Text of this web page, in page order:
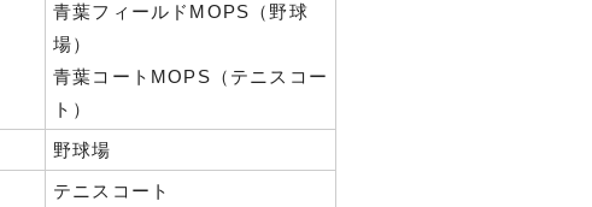
青葉フィールドMOPS（野球
場）
青葉コートMOPS（テニスコー
ト）
野球場
テニスコート